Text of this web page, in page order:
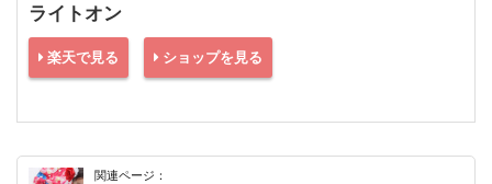
ライトオン
楽天で見る ショップを見る
関連ページ：